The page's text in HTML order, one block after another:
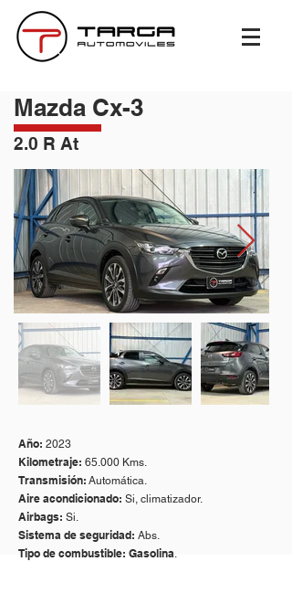
Mazda Cx-3
2.0 R At
Año: 2023
Kilometraje: 65.000 Kms.
Transmisión: Automática.
Aire acondicionado: Si, climatizador.
Airbags: Si.
Sistema de seguridad: Abs.
Tipo de combustible: Gasolina.